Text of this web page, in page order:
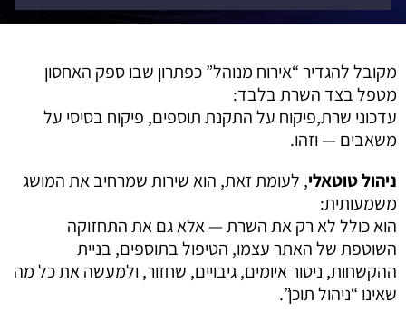
מקובל להגדיר “אירוח מנוהל” כפתרון שבו ספק האחסון
מטפל בצד השרת בלבד:
עדכוני שרת,פיקוח על התקנת תוספים, פיקוח בסיסי על
משאבים — וזהו.
ניהול טוטאלי, לעומת זאת, הוא שירות שמרחיב את המושג
משמעותית:
הוא כולל לא רק את השרת — אלא גם את התחזוקה
השוטפת של האתר עצמו, הטיפול בתוספים, בניית
ההקשחות, ניטור איומים, גיבויים, שחזור, ולמעשה את כל מה
שאינו “ניהול תוכן”.